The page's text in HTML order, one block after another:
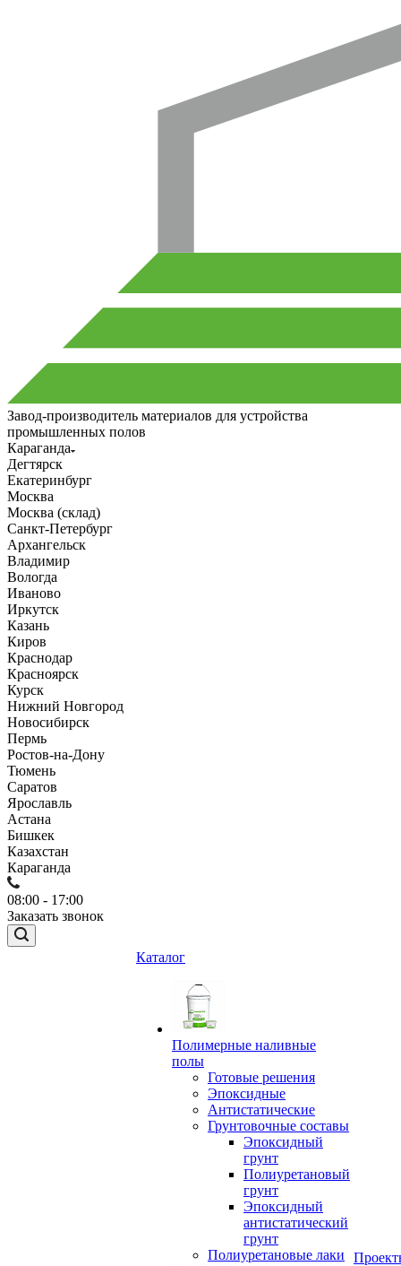
Завод-производитель материалов для устройства
промышленных полов
Караганда
Дегтярск
Екатеринбург
Москва
Москва (склад)
Санкт-Петербург
Архангельск
Владимир
Вологда
Иваново
Иркутск
Казань
Киров
Краснодар
Красноярск
Курск
Нижний Новгород
Новосибирск
Пермь
Ростов-на-Дону
Тюмень
Саратов
Ярославль
Астана
Бишкек
Казахстан
Караганда
08:00 - 17:00
Заказать звонок
Каталог
Полимерные наливные
полы
Готовые решения
Эпоксидные
Антистатические
Грунтовочные составы
Эпоксидный
грунт
Полиуретановый
грунт
Эпоксидный
антистатический
грунт
Полиуретановые лаки